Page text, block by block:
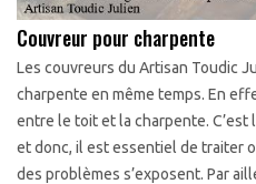
Couvreur pour charpente
Les couvreurs du Artisan Toudic
charpente en même temps. En
entre le toit et la charpente.
et donc, il est essentiel de traiter
des problèmes s’exposent. Par